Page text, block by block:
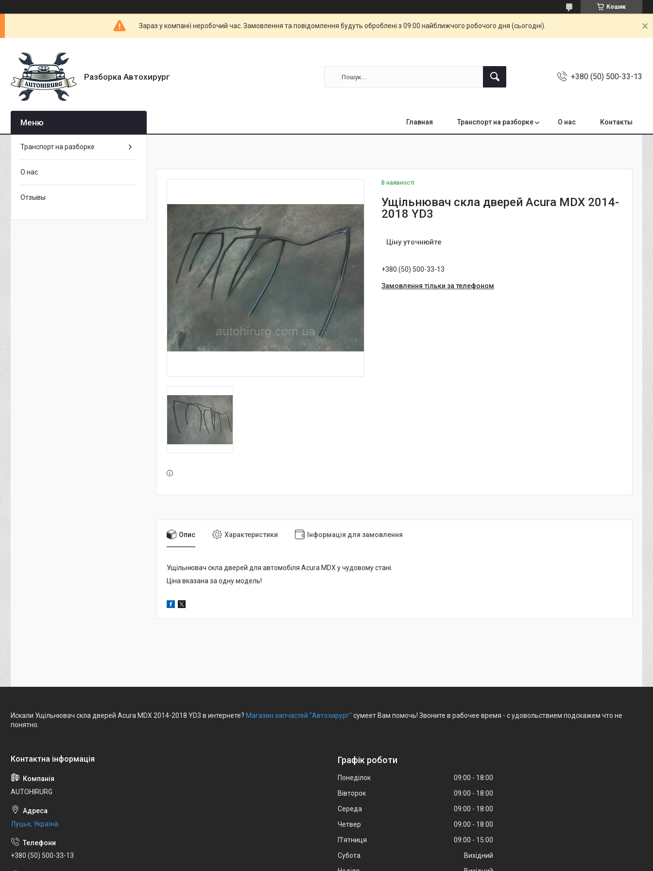
Кошик
Зараз у компанії неробочий час. Замовлення та повідомлення будуть оброблені з 09:00 найближчого робочого дня (сьогодні).
Разборка Автохирург +380 (50) 500-33-13
Главная Транспорт на разборке О нас Контакты
В наявності
Ущільнювач скла дверей Acura MDX 2014-
2018 YD3
Ціну уточнюйте
+380 (50) 500-33-13
Замовлення тільки за телефоном
Опис Характеристики Інформація для замовлення
Ущільнювач скла дверей для автомобіля Acura MDX у чудовому стані.
Ціна вказана за одну модель!
Транспорт на разборке
О нас
Отзывы
Искали Ущільнювач скла дверей Acura MDX 2014-2018 YD3 в интернете? Магазин запчастей "Автохирург" сумеет Вам помочь! Звоните в рабочее время - с удовольствием подскажем что не
понятно.
AUTOHIRURG
Луцьк, Україна
+380 (50) 500-33-13
Графік роботи
Понеділок 09:00
18:00
Вівторок
09:00
18:00
Середа
09:00
18:00
Четвер
09:00
18:00
Пʼятниця
09:00
15:00
Субота
Вихідний